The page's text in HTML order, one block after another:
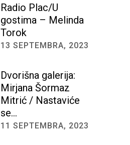
Radio Plac/U
gostima – Melinda
Torok
13 SEPTEMBRA, 2023
Dvorišna galerija:
Mirjana Šormaz
Mitrić / Nastaviće
se…
11 SEPTEMBRA, 2023